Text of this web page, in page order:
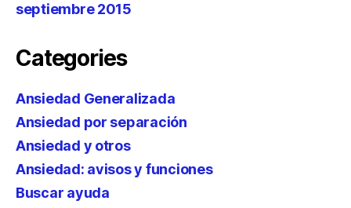
septiembre 2015
Categories
Ansiedad Generalizada
Ansiedad por separación
Ansiedad y otros
Ansiedad: avisos y funciones
Buscar ayuda